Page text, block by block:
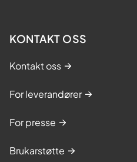
KONTAKT OSS
Kontakt oss
For leverandører
For presse
Brukarstøtte